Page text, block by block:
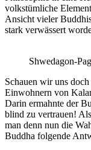
volkstümliche
Ansicht vieler
stark verwässert
Shwedagon-
Schauen wir uns
Einwohnern von
Darin ermahnte der
blind zu vertrauen!
man denn nun die
Buddha folgende